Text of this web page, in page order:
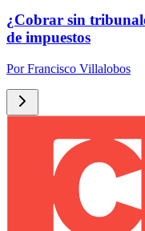
¿Cobrar sin
de impuestos
PorFrancisco Villalobos